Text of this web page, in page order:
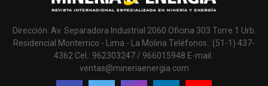
Dirección: Av. Separadora Industrial 2060 Oficina 303 Torre 1 Urb.
Residencial Monterrico - Lima - La Molina Teléfonos.: (51-1) 437-
4362 Cel.: 962303247 / 966015948 E-mail.:
ventas@mineriaenergia.com